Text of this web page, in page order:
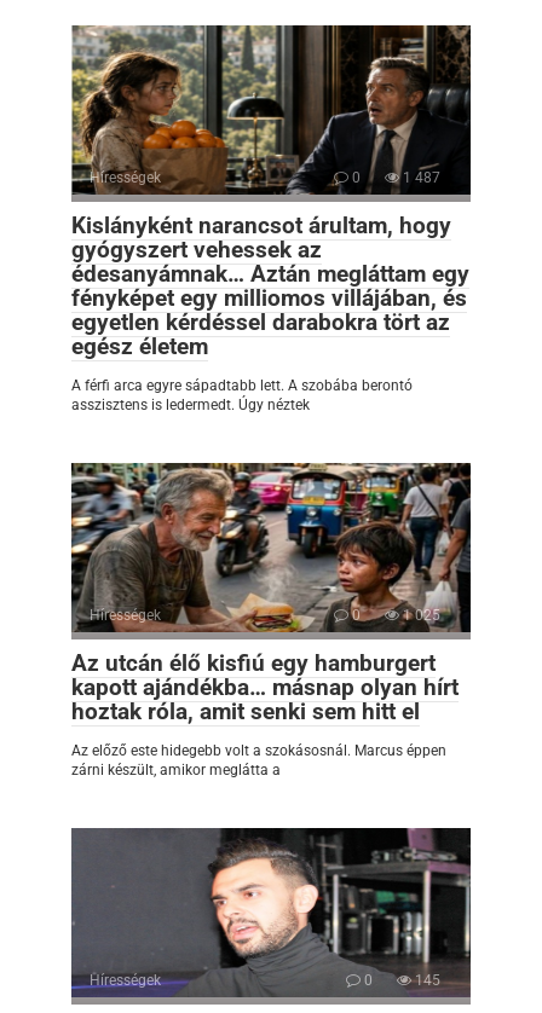
Hírességek 0 1 487
Kislányként narancsot árultam, hogy
gyógyszert vehessek az
édesanyámnak… Aztán megláttam egy
fényképet egy milliomos villájában, és
egyetlen kérdéssel darabokra tört az
egész életem
A férfi arca egyre sápadtabb lett. A szobába berontó
asszisztens is ledermedt. Úgy néztek
Hírességek 0 1 025
Az utcán élő kisfiú egy hamburgert
kapott ajándékba… másnap olyan hírt
hoztak róla, amit senki sem hitt el
Az előző este hidegebb volt a szokásosnál. Marcus éppen
zárni készült, amikor meglátta a
Hírességek 0 145